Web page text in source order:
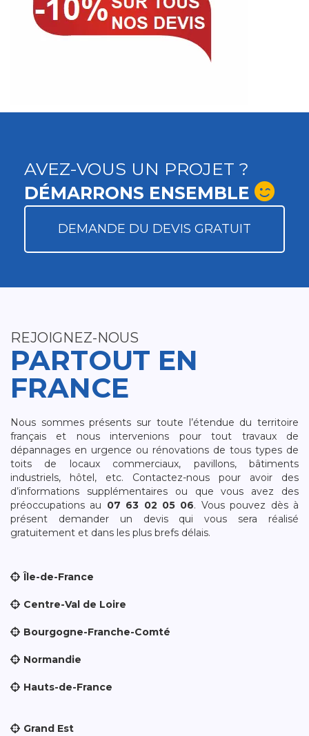
AVEZ-VOUS UN PROJET ?
DÉMARRONS ENSEMBLE
DEMANDE DU DEVIS GRATUIT
REJOIGNEZ-NOUS
PARTOUT EN
FRANCE
Nous sommes présents sur toute l’étendue du territoire
français et nous intervenions pour tout travaux de
dépannages en urgence ou rénovations de tous types de
toits de locaux commerciaux, pavillons, bâtiments
industriels, hôtel, etc. Contactez-nous pour avoir des
d’informations supplémentaires ou que vous avez des
préoccupations au 07 63 02 05 06. Vous pouvez dès à
présent demander un devis qui vous sera réalisé
gratuitement et dans les plus brefs délais.
Île-de-France
Centre-Val de Loire
Bourgogne-Franche-Comté
Normandie
Hauts-de-France
Grand Est